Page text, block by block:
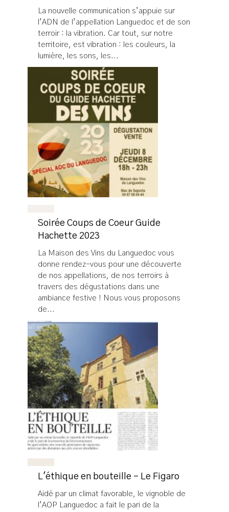
La nouvelle communication s’appuie sur
l’ADN de l’appellation Languedoc et de son
terroir : la vibration. Car tout, sur notre
territoire, est vibration : les couleurs, la
lumière, les sons, les...
Soirée Coups de Coeur Guide
Hachette 2023
La Maison des Vins du Languedoc vous
donne rendez-vous pour une découverte
de nos appellations, de nos terroirs à
travers des dégustations dans une
ambiance festive ! Nous vous proposons
de...
L'éthique en bouteille - Le Figaro
Aidé par un climat favorable, le vignoble de
l’AOP Languedoc a fait le pari de la